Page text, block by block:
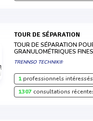
TOUR DE SÉPARATION
TOUR DE SÉPARATION
GRANULOMÉTRIQUES FINES
TRENNSO TECHNIK®
1professionnels intéressés
1307consultations